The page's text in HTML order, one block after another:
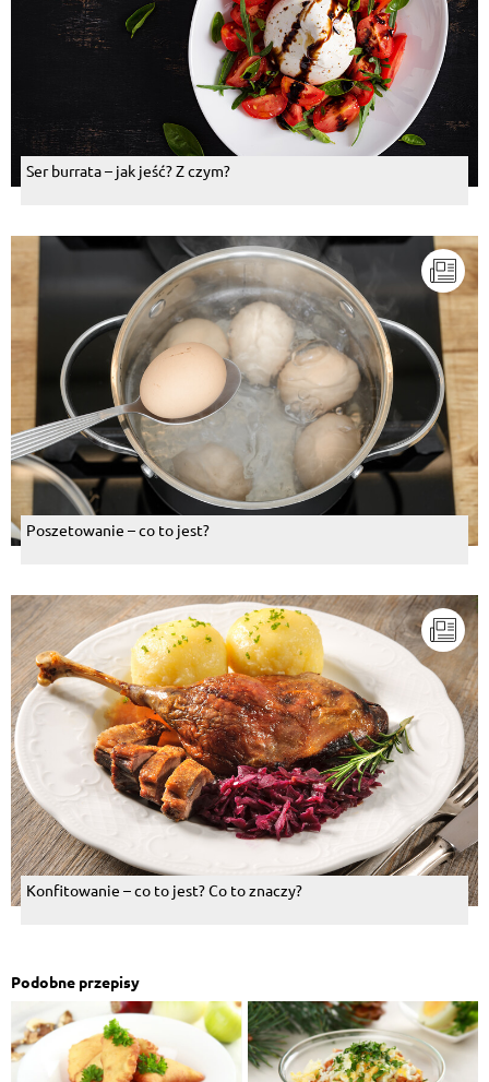
Ser burrata – jak jeść? Z czym?
Poszetowanie – co to jest?
Konfitowanie – co to jest? Co to znaczy?
Podobne przepisy